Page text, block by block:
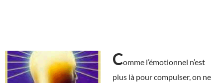
Comme l’émotionnel n’est
plus là pour compulser, on ne